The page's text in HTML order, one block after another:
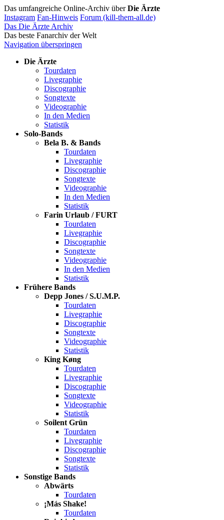
Das umfangreiche Online-Archiv überDie Ärzte
Instagram Fan-Hinweis Forum (kill-them-all.de)
Das Die Ärzte Archiv
Das beste Fanarchiv der Welt
Navigation überspringen
Die Ärzte
Tourdaten
Livegraphie
Discographie
Songtexte
Videographie
In den Medien
Statistik
Solo-Bands
Bela B. & Bands
Tourdaten
Livegraphie
Discographie
Songtexte
Videographie
In den Medien
Statistik
Farin Urlaub / FURT
Tourdaten
Livegraphie
Discographie
Songtexte
Videographie
In den Medien
Statistik
Frühere Bands
Depp Jones / S.U.M.P.
Tourdaten
Livegraphie
Discographie
Songtexte
Videographie
Statistik
King Køng
Tourdaten
Livegraphie
Discographie
Songtexte
Videographie
Statistik
Soilent Grün
Tourdaten
Livegraphie
Discographie
Songtexte
Statistik
Sonstige Bands
Abwärts
Tourdaten
¡Más Shake!
Tourdaten